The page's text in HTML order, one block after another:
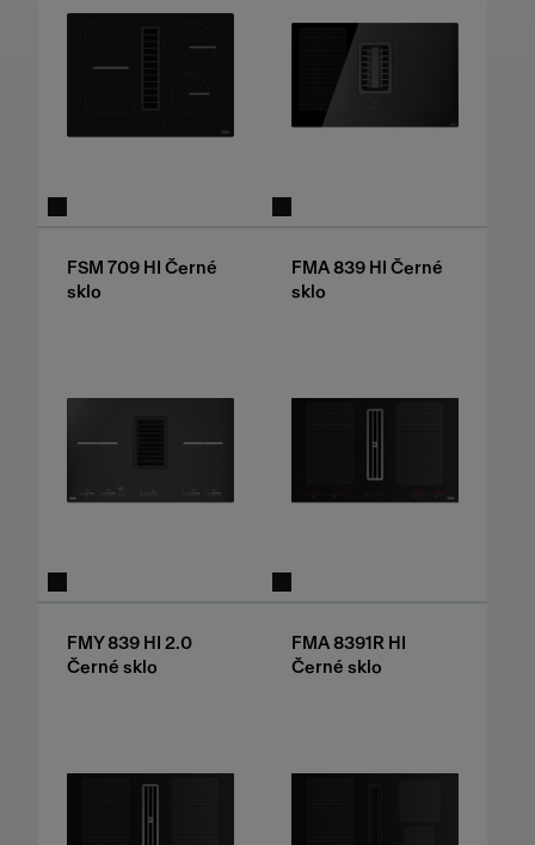
FSM 709 HI Černé
sklo
FMA 839 HI Černé
sklo
FMY 839 HI 2.0
Černé sklo
FMA 8391R HI
Černé sklo